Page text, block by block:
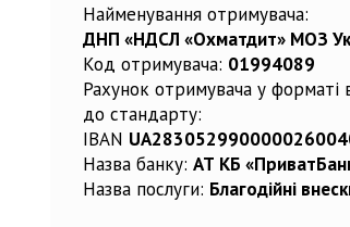
Найменування отримувача:
ДНП «НДСЛ «Охматдит» МОЗ
Код отримувача: 01994089
Рахунок отримувача у форматі
до стандарту:
IBAN
Назва банку: АТ КБ
Назва послуги: Благодійні